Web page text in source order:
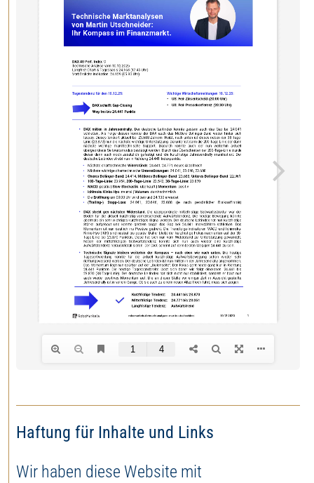
Haftung für Inhalte und Links
Wir haben diese Website mit